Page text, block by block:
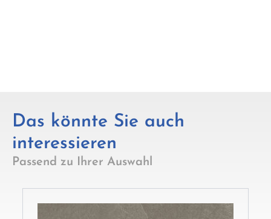
Das könnte Sie auch
interessieren